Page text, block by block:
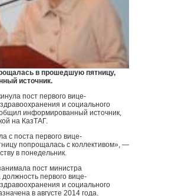
в прошедшую пятницу,
источник.
пост первого вице-
и социального
информированный источник,
на КазТАГ.
с поста первого вице-
попрощалась с коллективом», —
в понедельник.
пост министра
первого вице-
и социального
в августе 2014 года.